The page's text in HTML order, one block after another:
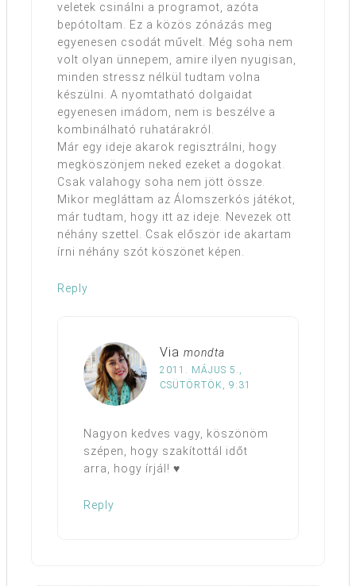
veletek csinálni a programot, azóta
bepótoltam. Ez a közös zónázás meg
egyenesen csodát művelt. Még soha nem
volt olyan ünnepem, amire ilyen nyugisan,
minden stressz nélkül tudtam volna
készülni. A nyomtatható dolgaidat
egyenesen imádom, nem is beszélve a
kombinálható ruhatárakról.
Már egy ideje akarok regisztrálni, hogy
megköszönjem neked ezeket a dogokat.
Csak valahogy soha nem jött össze.
Mikor megláttam az Álomszerkós játékot,
már tudtam, hogy itt az ideje. Nevezek ott
néhány szettel. Csak először ide akartam
írni néhány szót köszönet képen.
Reply
Via mondta
2011. MÁJUS 5.,
CSÜTÖRTÖK, 9:31
Nagyon kedves vagy, köszönöm
szépen, hogy szakítottál időt
arra, hogy írjál! ♥
Reply